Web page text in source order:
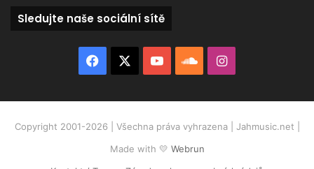
Sledujte naše sociální sítě
Facebook YouTubeSoundCloud
Instagram
Copyright 2001-2026 | Všechna práva vyhrazena | Jahmusic.net |
Made with 💛 Webrun